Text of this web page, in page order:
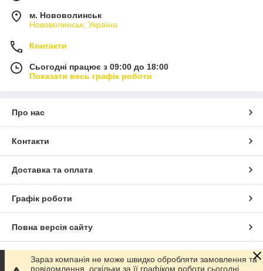
м. Нововолинськ
Нововолинськ, Україна
Контакти
Сьогодні працює з 09:00 до 18:00
Показати весь графік роботи
Про нас
Контакти
Доставка та оплата
Графік роботи
Повна версія сайту
Сайт створено на маркетплейсіProm.ua
Зараз компанія не може швидко обробляти замовлення та
повідомлення, оскільки за її графіком роботи сьогодні